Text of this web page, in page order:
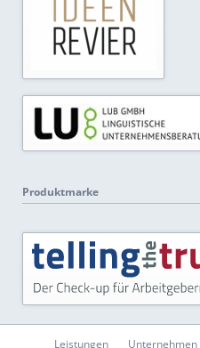
Produktmarke
Navigation
Leistungen Unternehmen